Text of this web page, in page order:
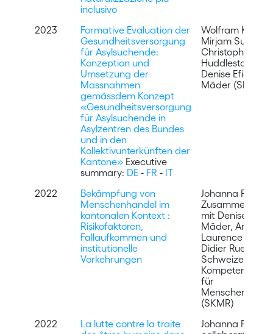
inclusivo
2023
Formative Evaluation der
Gesundheitsversorgung
für Asylsuchende:
Konzeption und
Umsetzung der
Massnahmen
gemässdem Konzept
«Gesundheitsversorgung
für Asylsuchende in
Asylzentren des Bundes
und in den
Kollektivunterkünften der
Kantone»Executive
summary: DE- FR - IT
Wolfram Kägi,
Mirjam Suri,
Christopher
Huddleston
Denise Efionayi-
Mäder (SFM)
2022
Bekämpfung von
Menschenhandel im
kantonalen Kontext :
Risikofaktoren,
Fallaufkommen und
institutionelle
Vorkehrungen
Johanna Probst,
mit Denise
Mäder, Anne-
Laurence Graf
Didier Ruedin,
für
(SKMR)
2022
La lutte contre la traite
Johanna